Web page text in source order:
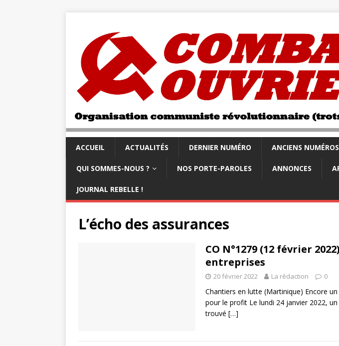
ACCUEIL ACTUALITÉS DERNIER NUMÉRO ANCIENS NUMÉROS
QUI SOMMES-NOUS ? NOS PORTE-PAROLES ANNONCES
JOURNAL REBELLE !
L’écho des assurances
CO N°1279 (12 février
entreprises
20 février 2022 La rédaction 0
Chantiers en lutte (Martinique) Encore
pour le profit Le lundi 24 janvier 2022,
trouvé […]